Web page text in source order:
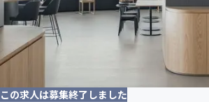
この求人は募集終了しました